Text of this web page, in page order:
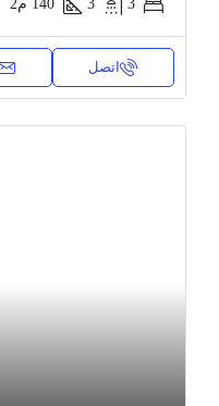
3
3
140 م2
اتصل